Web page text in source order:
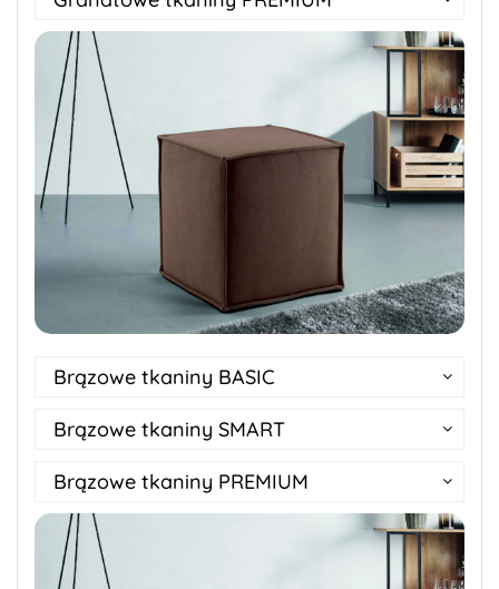
Brązowe tkaniny BASIC
Brązowe tkaniny SMART
Brązowe tkaniny PREMIUM